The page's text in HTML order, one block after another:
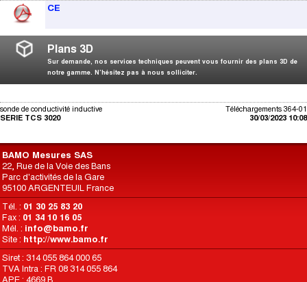
CE
Plans 3D
Sur demande, nos services techniques peuvent vous fournir des plans 3D de
notre gamme. N’hésitez pas à nous solliciter.
Téléchargements 364-01
30/03/2023 10:08
sonde de conductivité inductive
SERIE TCS 3020
BAMO Mesures SAS
22, Rue de la Voie des Bans
Parc d'activités de la Gare
95100 ARGENTEUIL France
Tél. : 01 30 25 83 20
Fax : 01 34 10 16 05
Mél. : info@bamo.fr
Site : http://www.bamo.fr
Siret : 314 055 864 000 65
TVA Intra : FR 08 314 055 864
APE : 4669 B